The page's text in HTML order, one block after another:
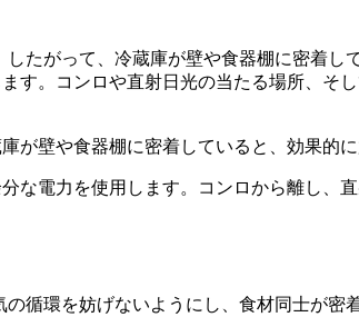
が壁や食器棚に密着していると、効果的に
な電力を使用します。コンロから離し、